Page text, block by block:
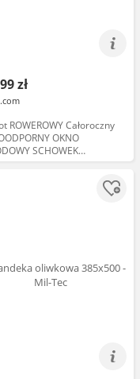
zł
ROWEROWY Całoroczny
OKNO
SCHOWEK
XXL